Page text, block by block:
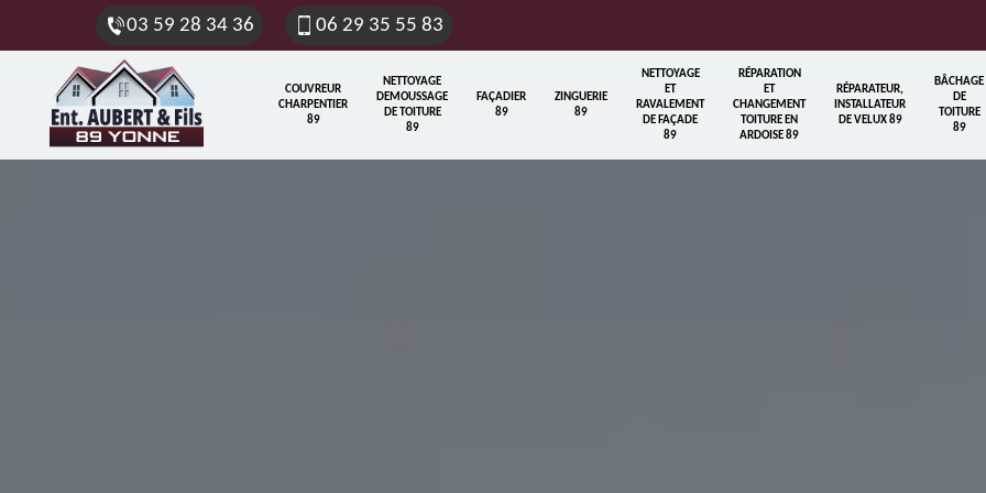
03 59 28 34 36 06 29 35 55 83
COUVREUR
CHARPENTIER
89
NETTOYAGE
DEMOUSSAGE
DE TOITURE
89
FAÇADIER
89
ZINGUERIE
89
NETTOYAGE
ET
RAVALEMENT
DE FAÇADE
89
RÉPARATION
ET
CHANGEMENT
TOITURE EN
ARDOISE 89
RÉPARATEUR,
INSTALLATEUR
DE VELUX 89
BÂCHAGE
DE
TOITURE
89